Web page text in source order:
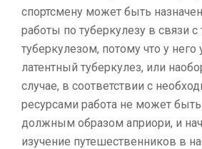
спортсмену может быть
работы по туберкулезу в связи
туберкулезом, потому что у него
латентный туберкулез, или
случае, в соответствии с
ресурсами работа не может
должным образом априори, и
изучение путешественников в